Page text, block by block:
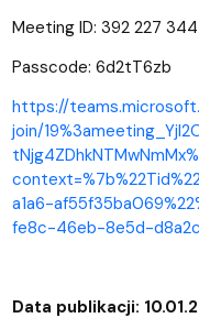
Meeting ID: 392 227
Passcode: 6d2tT6zb
https://
join/
a1a6-
fe8c-46eb-8e5d-
Data publikacji: